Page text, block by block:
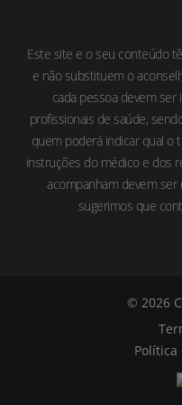
Este site e o seu conteúdo
e não substituem o
cada pessoa devem ser
profissionais de saúde,
quem poderá indicar qual o
instruções do médico e dos
acompanham devem ser
sugerimos que
© 2026
Política